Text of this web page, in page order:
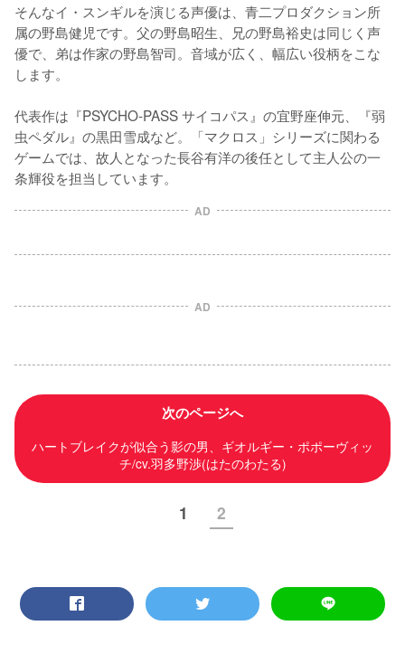
そんなイ・スンギルを演じる声優は、青二プロダクション所
属の野島健児です。父の野島昭生、兄の野島裕史は同じく声
優で、弟は作家の野島智司。音域が広く、幅広い役柄をこな
します。
代表作は『PSYCHO-PASS サイコパス』の宜野座伸元、『弱
虫ペダル』の黒田雪成など。「マクロス」シリーズに関わる
ゲームでは、故人となった長谷有洋の後任として主人公の一
条輝役を担当しています。
AD
AD
次のページへ
ハートブレイクが似合う影の男、ギオルギー・ポポーヴィッ
チ/cv.羽多野渉(はたのわたる)
1 2